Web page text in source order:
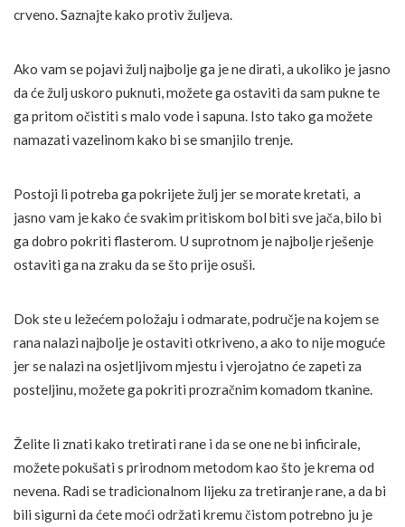
crveno. Saznajte kako protiv žuljeva.
Ako vam se pojavi žulj najbolje ga je ne dirati, a ukoliko je jasno
da će žulj uskoro puknuti, možete ga ostaviti da sam pukne te
ga pritom očistiti s malo vode i sapuna. Isto tako ga možete
namazati vazelinom kako bi se smanjilo trenje.
Postoji li potreba ga pokrijete žulj jer se morate kretati, a
jasno vam je kako će svakim pritiskom bol biti sve jača, bilo bi
ga dobro pokriti flasterom. U suprotnom je najbolje rješenje
ostaviti ga na zraku da se što prije osuši.
Dok ste u ležećem položaju i odmarate, područje na kojem se
rana nalazi najbolje je ostaviti otkriveno, a ako to nije moguće
jer se nalazi na osjetljivom mjestu i vjerojatno će zapeti za
posteljinu, možete ga pokriti prozračnim komadom tkanine.
Želite li znati kako tretirati rane i da se one ne bi inficirale,
možete pokušati s prirodnom metodom kao što je krema od
nevena. Radi se tradicionalnom lijeku za tretiranje rane, a da bi
bili sigurni da ćete moći održati kremu čistom potrebno ju je